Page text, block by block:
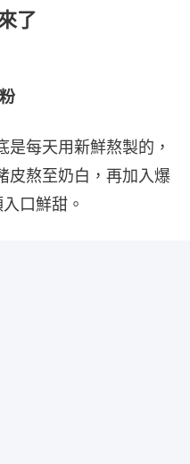
了
每天用新鮮熬製的，
皮熬至奶白，再加入爆
口鮮甜。